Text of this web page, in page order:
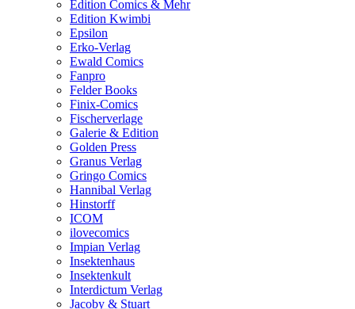
Edition Comics & Mehr
Edition Kwimbi
Epsilon
Erko-Verlag
Ewald Comics
Fanpro
Felder Books
Finix-Comics
Fischerverlage
Galerie & Edition
Golden Press
Granus Verlag
Gringo Comics
Hannibal Verlag
Hinstorff
ICOM
ilovecomics
Impian Verlag
Insektenhaus
Insektenkult
Interdictum Verlag
Jacoby & Stuart